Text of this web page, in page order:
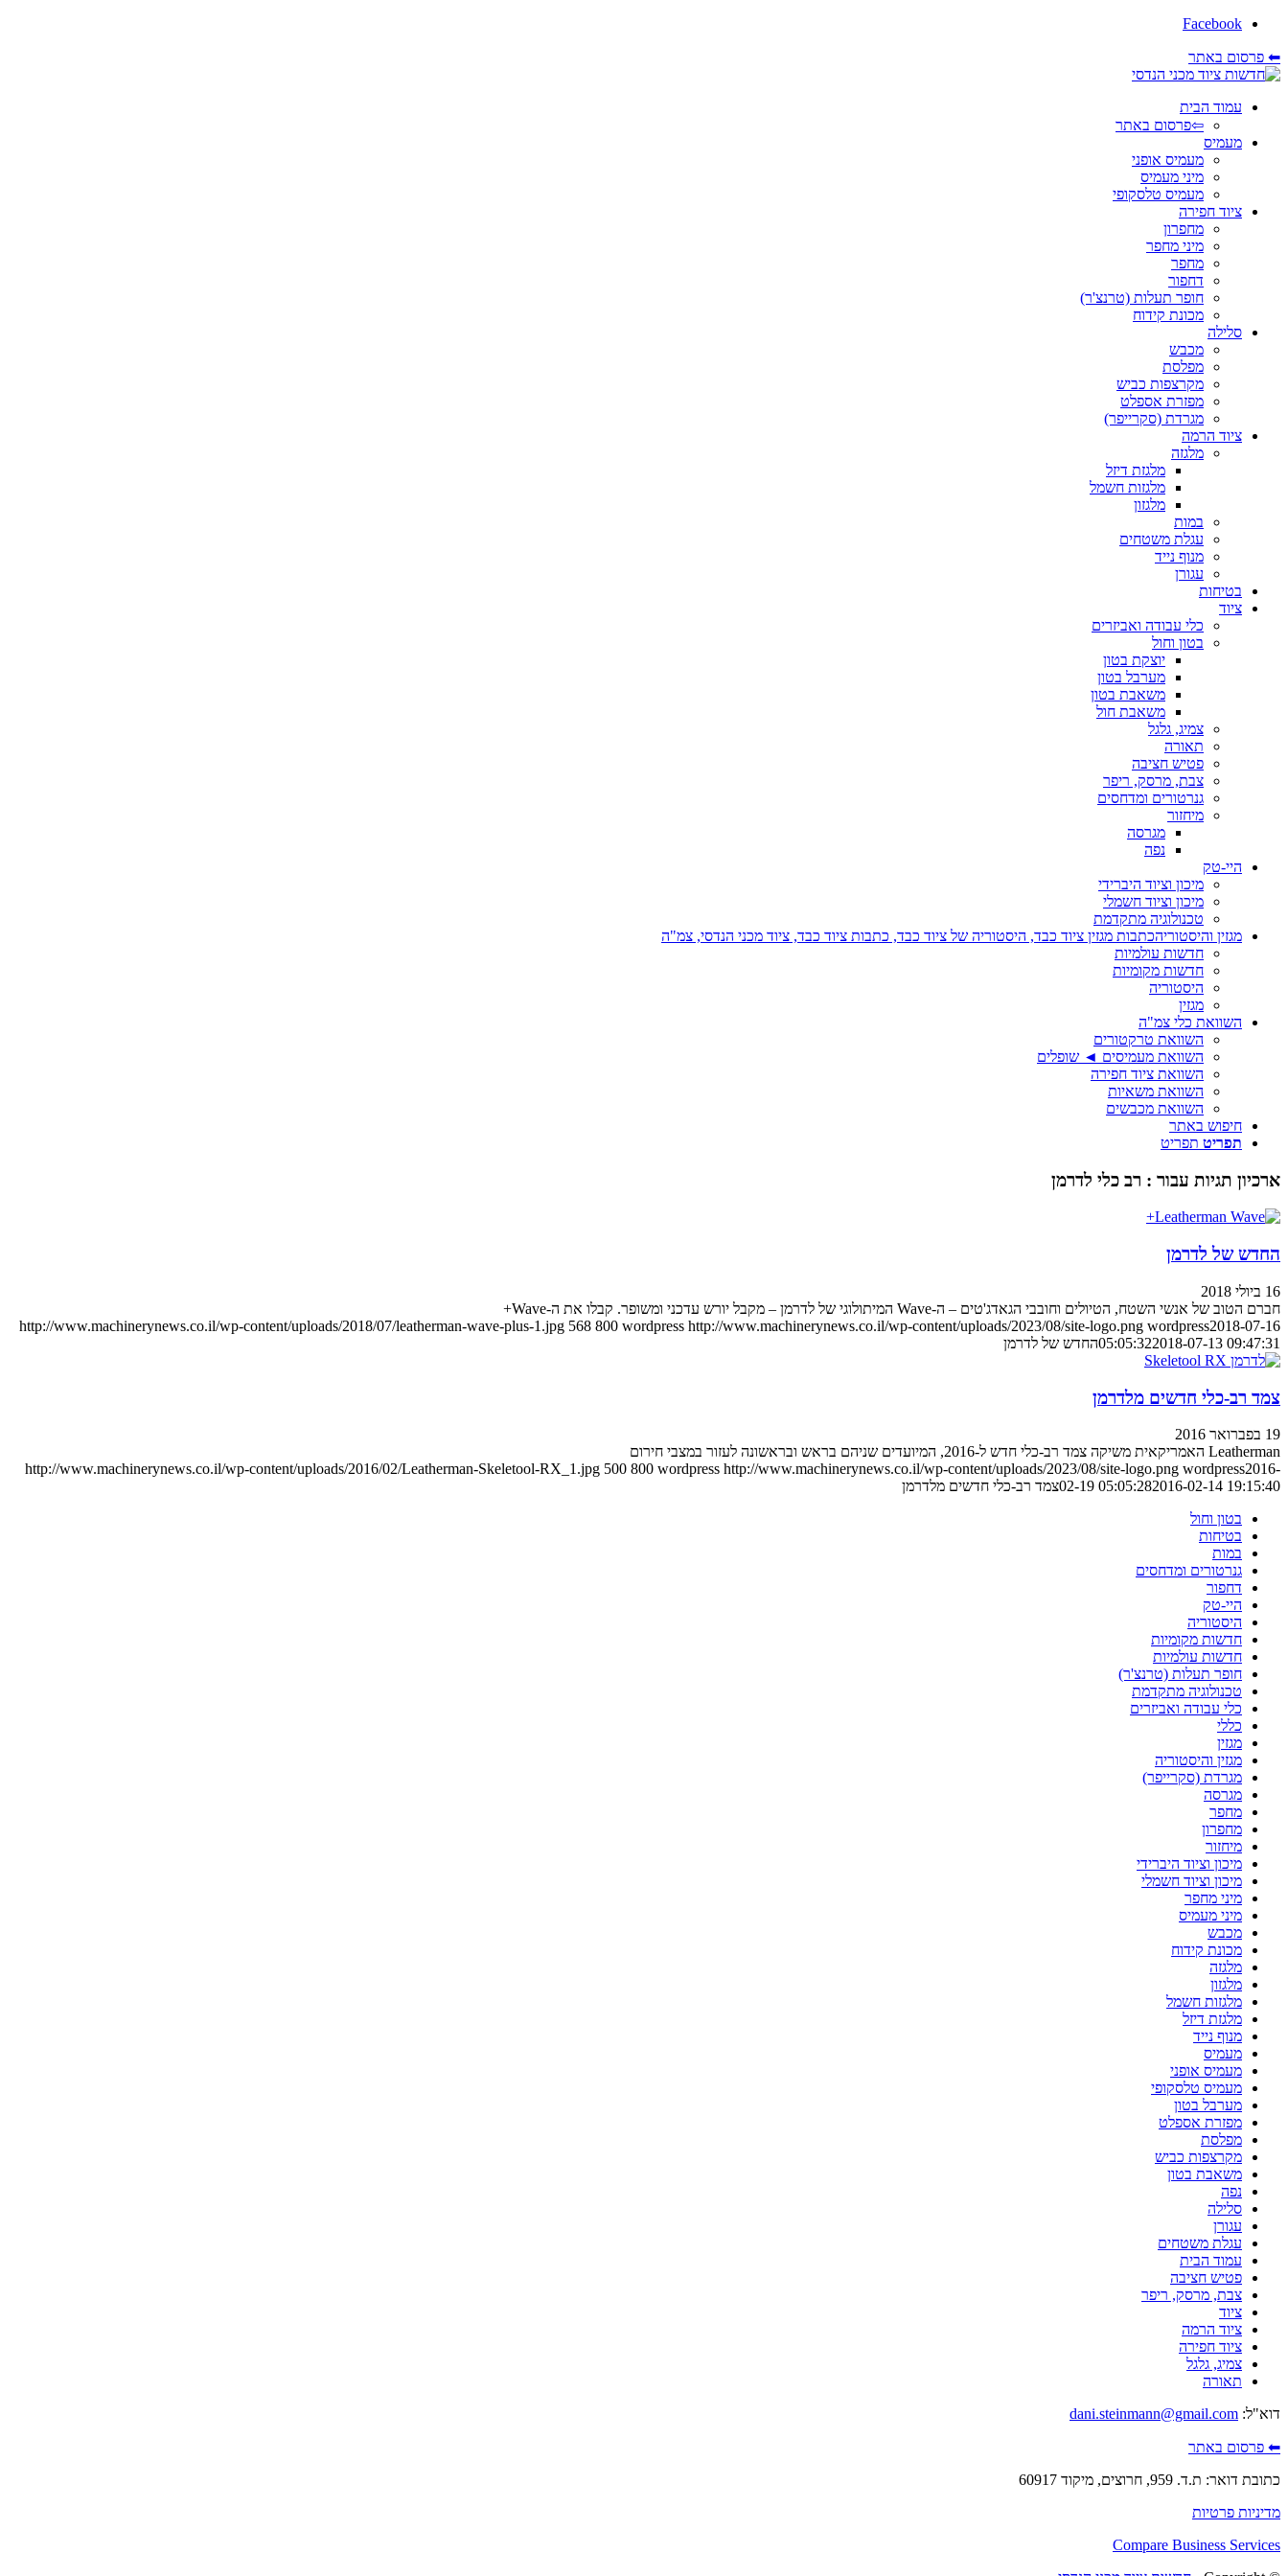
Facebook
⬅ פרסום באתר
עמוד הבית
⇦פרסום באתר
מעמיס
מעמיס אופני
מיני מעמיס
מעמיס טלסקופי
ציוד חפירה
מחפרון
מיני מחפר
מחפר
דחפור
חופר תעלות (טרנצ'ר)
מכונת קידוח
סלילה
מכבש
מפלסת
מקרצפות כביש
מפזרת אספלט
מגרדת (סקרייפר)
ציוד הרמה
מלגזה
מלגזת דיזל
מלגזות חשמל
מלגזון
במות
עגלת משטחים
מנוף נייד
עגורן
בטיחות
ציוד
כלי עבודה ואביזרים
בטון וחול
יוצקת בטון
מערבל בטון
משאבת בטון
משאבת חול
צמיג, גלגל
תאורה
פטיש חציבה
צבת, מרסק, ריפר
גנרטורים ומדחסים
מיחזור
מגרסה
נפה
היי-טק
מיכון וציוד היברידי
מיכון וציוד חשמלי
טכנולוגיה מתקדמת
מגזין והיסטוריהכתבות מגזין ציוד כבד, היסטוריה של ציוד כבד, כתבות ציוד כבד, ציוד מכני הנדסי, צמ"ה
חדשות עולמיות
חדשות מקומיות
היסטוריה
מגזין
השוואת כלי צמ"ה
השוואת טרקטורים
השוואת מעמיסים ◄ שופלים
השוואת ציוד חפירה
השוואת משאיות
השוואת מכבשים
חיפוש באתר
תפריט תפריט
ארכיון תגיות עבור : רב כלי לדרמן
החדש של לדרמן
16 ביולי 2018
חברם הטוב של אנשי השטח, הטיולים וחובבי הגאדג'טים – ה-Wave המיתולוגי של לדרמן – מקבל יורש עדכני ומשופר. קבלו את ה-Wave+
http://www.machinerynews.co.il/wp-content/uploads/2018/07/leatherman-wave-plus-1.jpg 568 800 wordpress http://www.machinerynews.co.il/wp-content/uploads/2023/08/site-logo.png wordpress2018-07-16
05:05:322018-07-13 09:47:31 החדש של לדרמן
צמד רב-כלי חדשים מלדרמן
19 בפברואר 2016
Leatherman האמריקאית משיקה צמד רב-כלי חדש ל-2016, המיועדים שניהם בראש ובראשונה לעזור במצבי חירום
http://www.machinerynews.co.il/wp-content/uploads/2016/02/Leatherman-Skeletool-RX_1.jpg 500 800 wordpress http://www.machinerynews.co.il/wp-content/uploads/2023/08/site-logo.png wordpress2016-
02-19 05:05:282016-02-14 19:15:40
צמד רב-כלי חדשים מלדרמן
בטון וחול
בטיחות
במות
גנרטורים ומדחסים
דחפור
היי-טק
היסטוריה
חדשות מקומיות
חדשות עולמיות
חופר תעלות (טרנצ'ר)
טכנולוגיה מתקדמת
כלי עבודה ואביזרים
כללי
מגזין
מגזין והיסטוריה
מגרדת (סקרייפר)
מגרסה
מחפר
מחפרון
מיחזור
מיכון וציוד היברידי
מיכון וציוד חשמלי
מיני מחפר
מיני מעמיס
מכבש
מכונת קידוח
מלגזה
מלגזון
מלגזות חשמל
מלגזת דיזל
מנוף נייד
מעמיס
מעמיס אופני
מעמיס טלסקופי
מערבל בטון
מפזרת אספלט
מפלסת
מקרצפות כביש
משאבת בטון
נפה
סלילה
עגורן
עגלת משטחים
עמוד הבית
פטיש חציבה
צבת, מרסק, ריפר
ציוד
ציוד הרמה
ציוד חפירה
צמיג, גלגל
תאורה
דוא"ל: dani.steinmann@gmail.com
⬅ פרסום באתר
כתובת דואר: ת.ד. 959, חרוצים, מיקוד 60917
מדיניות פרטיות
Compare Business Services